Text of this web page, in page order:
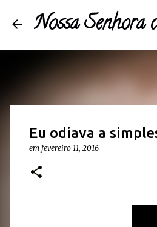
Nossa
Eu odiava a
em fevereiro 11, 2016